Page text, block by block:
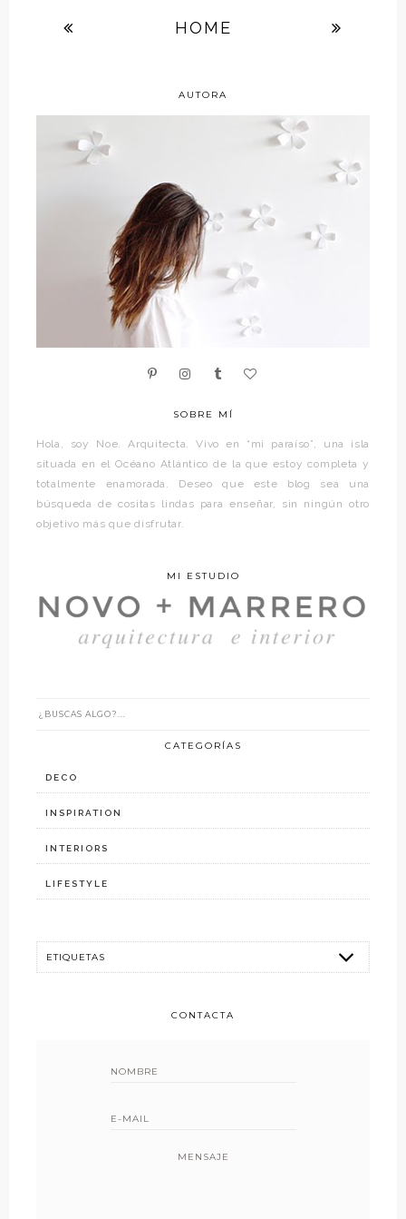
HOME
AUTORA
SOBRE MÍ
Hola, soy Noe. Arquitecta. Vivo en “mi paraíso”, una isla
situada en el Océano Atlántico de la que estoy completa y
totalmente enamorada. Deseo que este blog sea una
búsqueda de cositas lindas para enseñar, sin ningún otro
objetivo más que disfrutar.
MI ESTUDIO
CATEGORÍAS
DECO
INSPIRATION
INTERIORS
LIFESTYLE
CONTACTA
MENSAJE